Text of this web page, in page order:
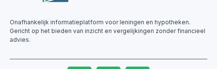
Onafhankelijk informatieplatform voor leningen en hypotheken.
Gericht op het bieden van inzicht en vergelijkingen zonder financieel
advies.